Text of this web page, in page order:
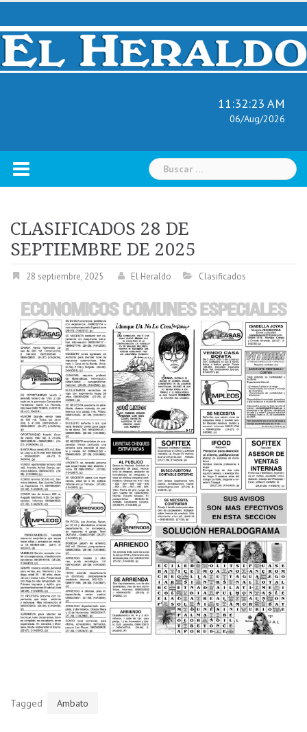
Skip
content
11:32:24 AM
06/Aug/2026
Buscar:
CLASIFICADOS 28 DE
SEPTIEMBRE DE 2025
28 septiembre, 2025 El Heraldo Clasificados
Tagged Ambato